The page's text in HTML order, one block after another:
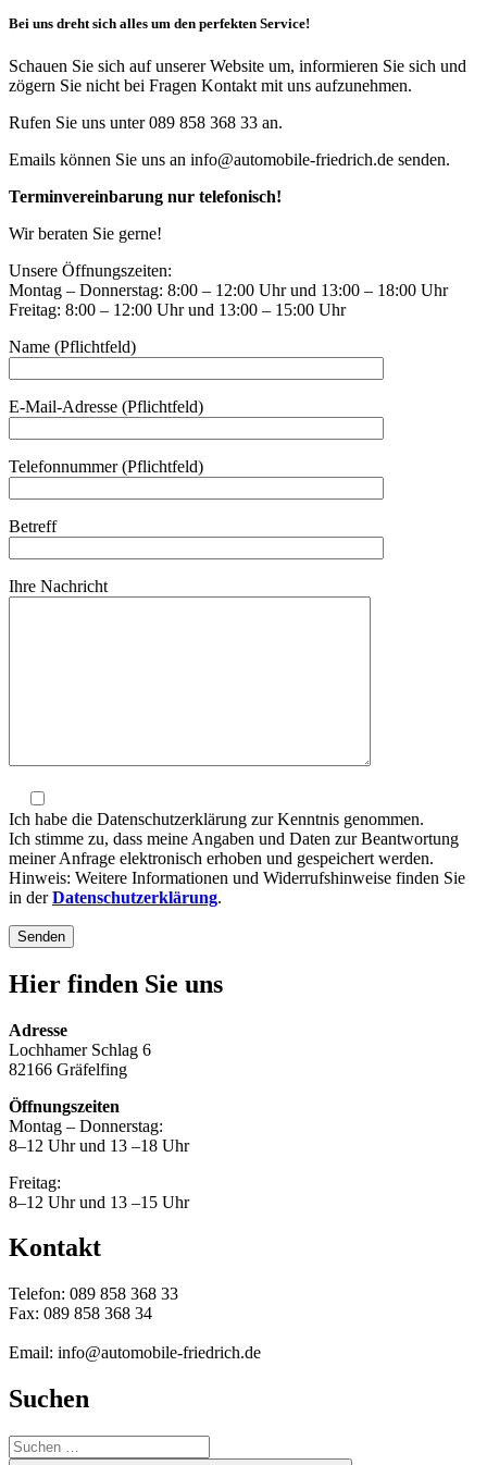
Bei uns dreht sich alles um den perfekten Service!
Schauen Sie sich auf unserer Website um, informieren Sie sich und
zögern Sie nicht bei Fragen Kontakt mit uns aufzunehmen.
Rufen Sie uns unter 089 858 368 33 an.
Emails können Sie uns an info@automobile-friedrich.de senden.
Terminvereinbarung nur telefonisch!
Wir beraten Sie gerne!
Unsere Öffnungszeiten:
Montag – Donnerstag: 8:00 – 12:00 Uhr und 13:00 – 18:00 Uhr
Freitag: 8:00 – 12:00 Uhr und 13:00 – 15:00 Uhr
Name (Pflichtfeld)
E-Mail-Adresse (Pflichtfeld)
Telefonnummer (Pflichtfeld)
Betreff
Bitte lasse dieses Feld leer.
Ihre Nachricht
Ich habe die Datenschutzerklärung zur Kenntnis genommen.
Ich stimme zu, dass meine Angaben und Daten zur Beantwortung
meiner Anfrage elektronisch erhoben und gespeichert werden.
Hinweis: Weitere Informationen und Widerrufshinweise finden Sie
in derDatenschutzerklärung.
Hier finden Sie uns
Adresse
Lochhamer Schlag 6
82166 Gräfelfing
Öffnungszeiten
Montag – Donnerstag:
8–12 Uhr und 13 –18 Uhr
Freitag:
8–12 Uhr und 13 –15 Uhr
Kontakt
Telefon: 089 858 368 33
Fax: 089 858 368 34
Email: info@automobile-friedrich.de
Suchen
Suche